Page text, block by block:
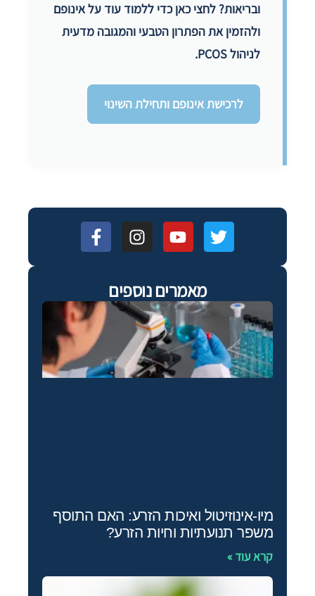
מאמרים נוספים
מיו‑אינוזיטול ואיכות הזרע: האם התוסף
משפר תנועתיות וחיות הזרע?
קרא עוד »
ובריאות? לחצי כאן כדי ללמוד עוד על אינופם
ולהזמין את הפתרון הטבעי והמגובה מדעית
לניהול PCOS.
לרכישת אינופם ותחילת השינוי